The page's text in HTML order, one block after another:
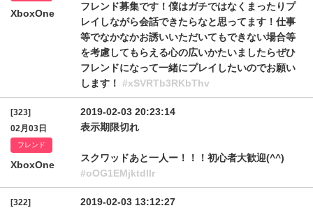
XboxOne
フレンド募集です！僕はガチではなくまったりプ
レイしながら会話できたらなと思ってます！仕事
等でなかなかお誘いいただいてもできない場合等
を考慮してもらえる心の広いかたいましたらぜひ
フレンドになって一緒にプレイしたいのでお願い
します！ #xSVRTb3RKbThv
[323]
02月03日
フレンド
XboxOne
2019-02-03 20:23:14
表示期限切れ
スクワッドあと一人ー！！！初心者大歓迎(^^)
#oOG1EMjktdllr
[322]
2019-02-03 13:12:27